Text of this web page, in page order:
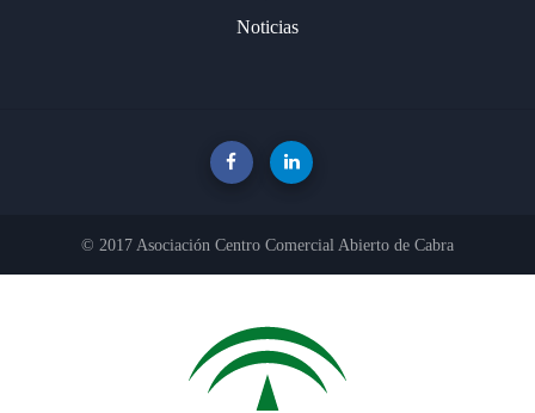
Noticias
© 2017 Asociación Centro Comercial Abierto de Cabra